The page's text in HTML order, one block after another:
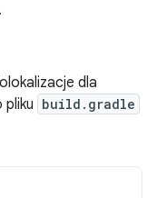
dla
build.gradle